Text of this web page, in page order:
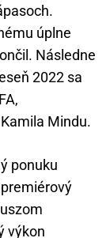
úplne
Následne
2022 sa
Mindu.
ponuku
výkon